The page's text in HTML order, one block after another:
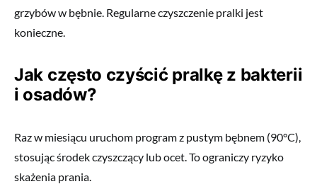
grzybów w bębnie. Regularne czyszczenie pralki jest
konieczne.
Jak często czyścić pralkę z bakterii
i osadów?
Raz w miesiącu uruchom program z pustym bębnem (90°C),
stosując środek czyszczący lub ocet. To ograniczy ryzyko
skażenia prania.